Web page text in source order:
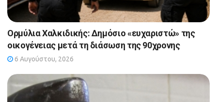
Ορμύλια Χαλκιδικής: Δημόσιο «ευχαριστώ» της
οικογένειας μετά τη διάσωση της 90χρονης
6 Αυγούστου, 2026